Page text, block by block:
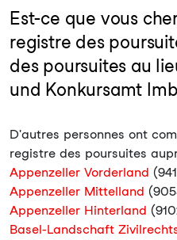
Est-ce que vous
registre des
des poursuites au
und Konkursamt
D'autres personnes ont
registre des poursuites
Appenzeller Vorderland
Appenzeller Mittelland
Appenzeller Hinterland
Basel-Landschaft